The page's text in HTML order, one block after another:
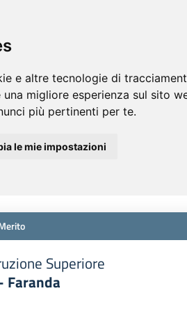
e altre tecnologie di
migliore esperienza sul sito
più pertinenti per te.
le mie impostazioni
Superiore
Faranda